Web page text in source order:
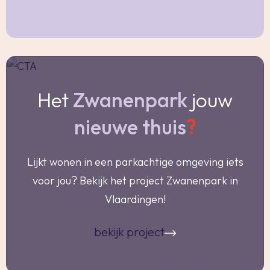
gemeten volgens NEN2580;
- Inhoud: 547m³;
- Volledig voorzien van houten kozijnen met
dubbele beglazing;
- Buitenzijde is vanaf 2022 geheel geschilderd;
op begane grond, 1e en 2e verdieping;
- Warm water door middel van CV-combi
(Remeha Avanta uit 2022); Indien u wenst kan je
de CV ook weer laten verwarmen, er zijn
HetZwanenpark jouw
nieuwe thuis?
Lijkt wonen in een parkachtige omgeving iets
voor jou? Bekijk het project Zwanenpark in
Vlaardingen!
bekijk project